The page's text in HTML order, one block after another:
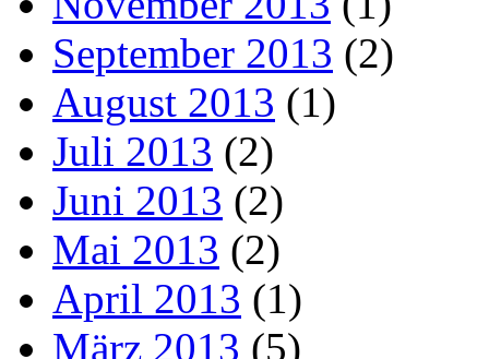
September 2013 (2)
August 2013 (1)
Juli 2013 (2)
Juni 2013 (2)
Mai 2013 (2)
April 2013 (1)
März 2013 (5)